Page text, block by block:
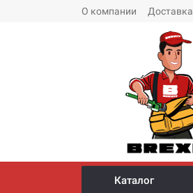
О компании Доставка
Каталог